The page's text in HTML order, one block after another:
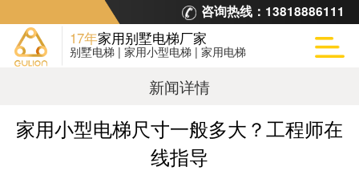
咨询热线： 13818886111
17年家用别墅电梯厂家
别墅电梯 | 家用小型电梯 | 家用电梯
新闻详情
家用小型电梯尺寸一般多大？工程师在
线指导